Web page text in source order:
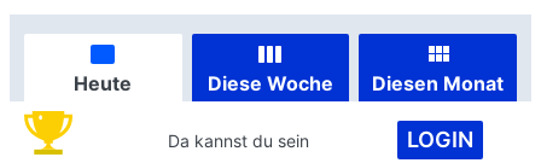
Heute Diese Woche Diesen Monat
Da kannst du sein LOGIN